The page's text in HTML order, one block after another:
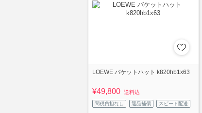
LOEWE バケットハット k820hb1x63
¥49,800 送料込
関税負担なし 返品補償 スピード配送